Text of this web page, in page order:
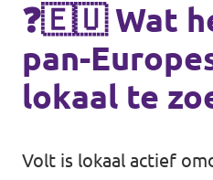
Volt België
Volt West-Vlaanderen
Volt Antwerpen
Volt Wallonië
Standpunten
Over Volt
Mensen
❓🇪🇺 Wat
pan-
lokaal te
Volt is lokaal actief